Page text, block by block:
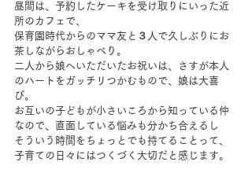
昼間は、予約したケーキを受け取りにいった近
所のカフェで、
保育園時代からのママ友と３人で久しぶりにお
茶しながらおしゃべり。
二人から娘へいただいたお祝いは、さすが本人
のハートをガッチリつかむもので、娘は大喜
び。
お互いの子どもが小さいころから知っている仲
なので、直面している悩みも分かち合えるし
そういう時間をちょっとでも持てることって、
子育ての日々にはつくづく大切だと感じます。